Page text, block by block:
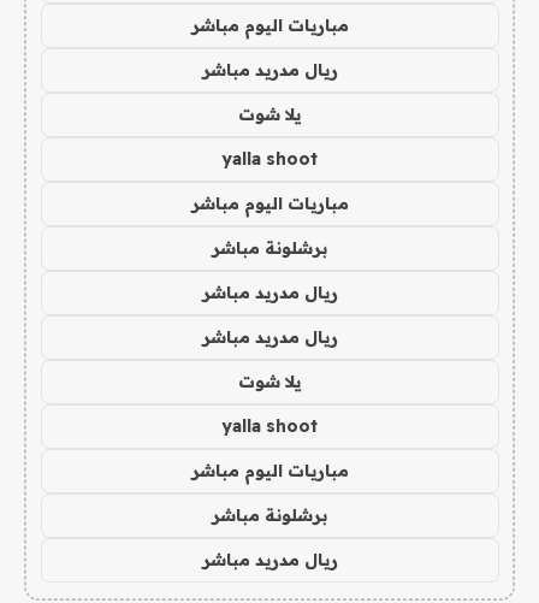
مباريات اليوم مباشر
ريال مدريد مباشر
يلا شوت
yalla shoot
مباريات اليوم مباشر
برشلونة مباشر
ريال مدريد مباشر
ريال مدريد مباشر
يلا شوت
yalla shoot
مباريات اليوم مباشر
برشلونة مباشر
ريال مدريد مباشر